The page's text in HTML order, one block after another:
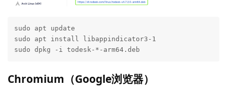
sudo apt update
sudo apt install libappindicator3-1
sudo dpkg -i todesk-*-arm64.deb
Chromium（Google浏览器）